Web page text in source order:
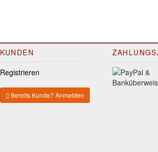
KUNDEN
Registrieren
Bereits Kunde? Anmelden